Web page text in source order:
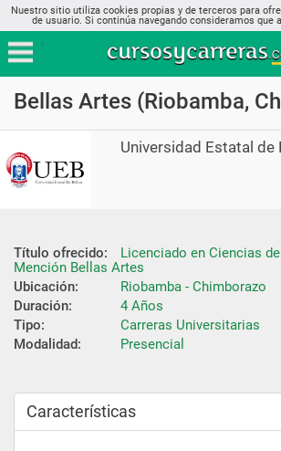
Nuestro sitio utiliza cookies propias y de terceros para
de usuario. Si continúa navegando consideramos que
Bellas Artes (Riobamba,
Universidad Estatal de
Título ofrecido:
Licenciado en Ciencias
Mención Bellas Artes
Ubicación:
Riobamba - Chimborazo
Duración:
4 Años
Tipo:
Carreras Universitarias
Modalidad:
Presencial
Características